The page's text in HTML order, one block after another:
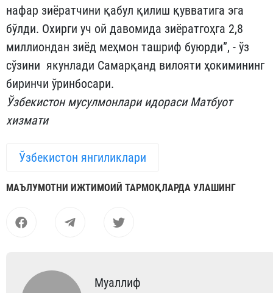
нафар зиёратчини қабул қилиш қувватига эга
бўлди. Охирги уч ой давомида зиёратгоҳга 2,8
миллиондан зиёд меҳмон ташриф буюрди”, - ўз
сўзини якунлади Самарқанд вилояти ҳокимининг
биринчи ўринбосари.
Ўзбекистон мусулмонлари идораси Матбуот
хизмати
Ўзбекистон янгиликлари
МАЪЛУМОТНИ ИЖТИМОИЙ ТАРМОҚЛАРДА УЛАШИНГ
Муаллиф